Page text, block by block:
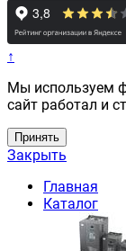
↑
Мы используем
сайт работал и
Принять
Закрыть
Главная
Каталог